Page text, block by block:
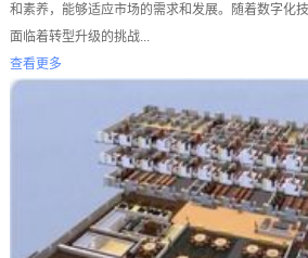
和素养，能够适应市场的需求和发展。随着数字化
面临着转型升级的挑战...
查看更多